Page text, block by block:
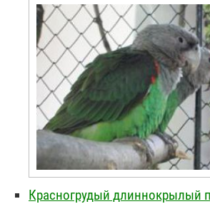
Красногрудый длиннокрылый